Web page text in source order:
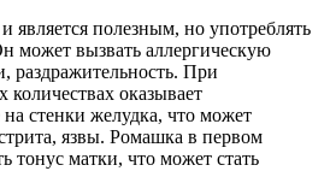
является полезным, но употреблять
может вызвать аллергическую
раздражительность. При
оказывает
стенки желудка, что может
язвы. Ромашка в первом
тонус матки, что может стать